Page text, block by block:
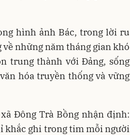
hình ảnh Bác, trong lời ru
những năm tháng gian khó
trung thành với Đảng, sống
hóa truyền thống và vững
Đông Trà Bồng nhận định:
khắc ghi trong tim mỗi người